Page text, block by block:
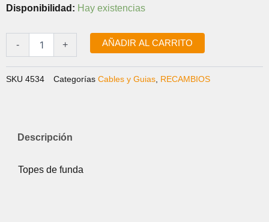
Disponibilidad: Hay existencias
-
2u.
cantidad
+ AÑADIR AL CARRITO
SKU 4534 Categorías Cables y Guias RECAMBIOS
Descripción
Topes de funda